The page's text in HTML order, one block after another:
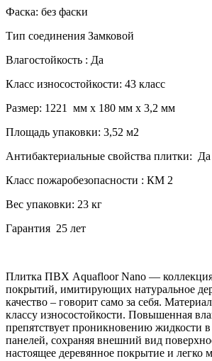
Фаска: без фаски
Тип соединения Замковой
Влагостойкость : Да
Класс износостойкости: 43 класс
Размер: 1221 мм х 180 мм х 3,2 мм
Площадь упаковки: 3,52 м2
Антибактериальные свойства плитки: Да
Класс пожаробезопасности : КМ 2
Вес упаковки: 23 кг
Гарантия 25 лет
Плитка ПВХ Aquafloor Nano —
покрытий, имитирующих натуральное
качество – говорит само за себя.
классу износостойкости. Повышенная
препятствует проникновению жидкости в
панелей, сохраняя внешний вид
настоящее деревянное покрытие и легко